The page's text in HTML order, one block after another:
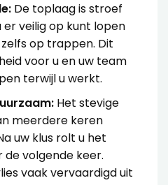
De toplaag is stroef
veilig op kunt lopen
zelfs op trappen. Dit
voor u en uw team
terwijl u werkt.
Het stevige
meerdere keren
uw klus rolt u het
de volgende keer.
vaak vervaardigd uit